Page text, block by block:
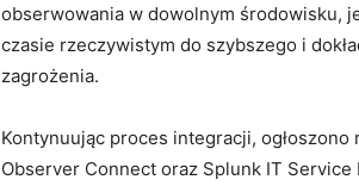
obserwowania w dowolnym środowisku,
czasie rzeczywistym do szybszego i
zagrożenia.
Kontynuując proces integracji,
Observer Connect oraz Splunk IT